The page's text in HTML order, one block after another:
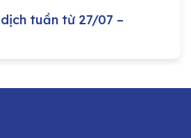
tuần từ 27/07 –